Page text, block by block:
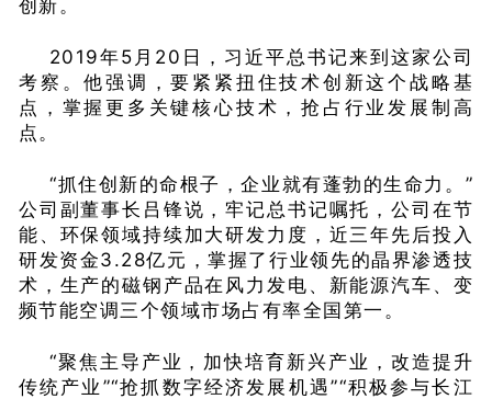
创新。
2019年5月20日，习近平总书记来到这家公司
考察。他强调，要紧紧扭住技术创新这个战略基
点，掌握更多关键核心技术，抢占行业发展制高
点。
“抓住创新的命根子，企业就有蓬勃的生命力。”
公司副董事长吕锋说，牢记总书记嘱托，公司在节
能、环保领域持续加大研发力度，近三年先后投入
研发资金3.28亿元，掌握了行业领先的晶界渗透技
术，生产的磁钢产品在风力发电、新能源汽车、变
频节能空调三个领域市场占有率全国第一。
“聚焦主导产业，加快培育新兴产业，改造提升
传统产业”“抢抓数字经济发展机遇”“积极参与长江